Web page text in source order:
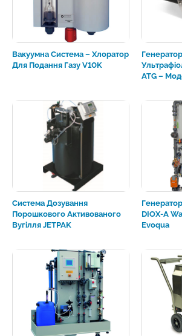
Вакуумна Система – Хлоратор
Для Подання Газу V10K
ATG –
Система Дозування
Порошкового Активованого
Вугілля JETPAK
DIOX-A
Evoqua